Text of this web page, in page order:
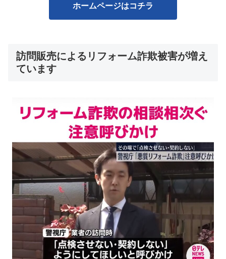
ホームページはコチラ
訪問販売によるリフォーム詐欺被害が増え
ています